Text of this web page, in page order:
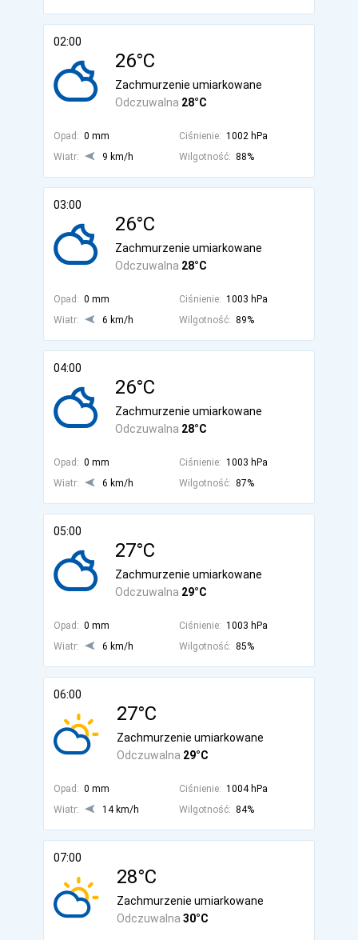
02:00
26°C
Odczuwalna 28°C
Zachmurzenie umiarkowane
Opad: 0 mm Ciśnienie: 1002 hPa
Wiatr:
9 km/h Wilgotność: 88%
03:00
26°C
Odczuwalna 28°C
Zachmurzenie umiarkowane
Opad: 0 mm Ciśnienie: 1003 hPa
Wiatr:
6 km/h Wilgotność: 89%
04:00
26°C
Odczuwalna 28°C
Zachmurzenie umiarkowane
Opad: 0 mm Ciśnienie: 1003 hPa
Wiatr:
6 km/h Wilgotność: 87%
05:00
27°C
Odczuwalna 29°C
Zachmurzenie umiarkowane
Opad: 0 mm Ciśnienie: 1003 hPa
Wiatr:
6 km/h Wilgotność: 85%
06:00
27°C
Odczuwalna 29°C
Zachmurzenie umiarkowane
Opad: 0 mm Ciśnienie: 1004 hPa
Wiatr:
14 km/h Wilgotność: 84%
07:00
28°C
Odczuwalna 30°C
Zachmurzenie umiarkowane